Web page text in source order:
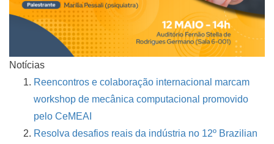
Notícias
Reencontros e colaboração internacional marcam
workshop de mecânica computacional promovido
pelo CeMEAI
Resolva desafios reais da indústria no 12º Brazilian